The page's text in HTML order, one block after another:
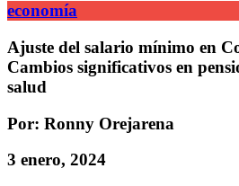
economía
Ajuste del salario mínimo en
Cambios significativos en
salud
Por: Ronny Orejarena
3 enero, 2024